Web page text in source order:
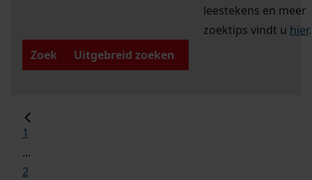
leestekens en meer
zoektips vindt u hier.
Zoek
Uitgebreid zoeken
1
...
2